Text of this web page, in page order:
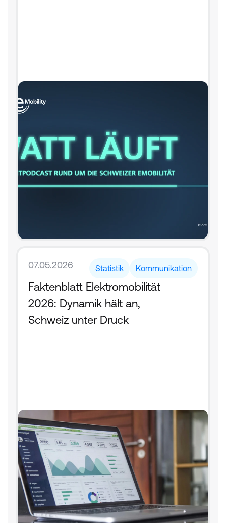
07.05.2026 Statistik Kommunikation
Faktenblatt Elektromobilität
2026: Dynamik hält an,
Schweiz unter Druck